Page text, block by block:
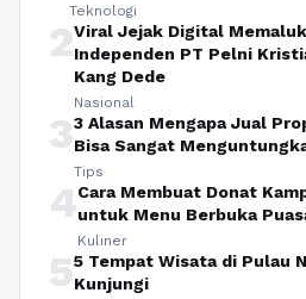
Teknologi
2Viral Jejak Digital
Independen PT Pelni
Kang Dede
Nasional
33 Alasan Mengapa Jual
Bisa Sangat
Tips
4Cara Membuat Donat
untuk Menu Berbuka
Kuliner
55 Tempat Wisata di Pulau
Kunjungi